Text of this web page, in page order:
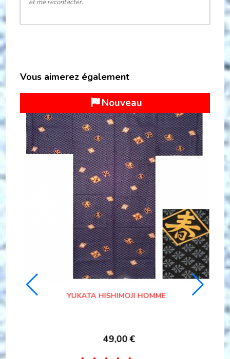
et me recontacter.
Vous aimerez également
ANTIQUE KIMONO HAORI SAMOURAI SOIE
199,00
Dommage trop tard déjà vendu !